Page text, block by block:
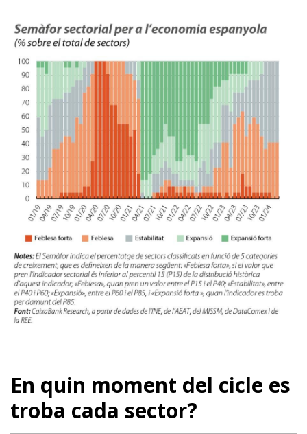
En quin moment del cicle es
troba cada sector?